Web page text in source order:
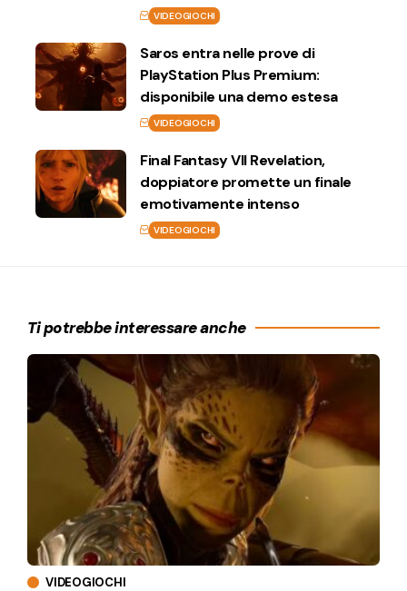
VIDEOGIOCHI
Saros entra nelle prove di
PlayStation Plus Premium:
disponibile una demo estesa
VIDEOGIOCHI
Final Fantasy VII Revelation,
doppiatore promette un finale
emotivamente intenso
VIDEOGIOCHI
Ti potrebbe interessare anche
VIDEOGIOCHI